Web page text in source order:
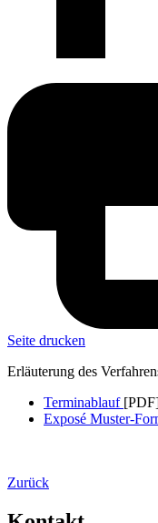
Seite drucken
Erläuterung des
Terminablauf
Exposé Muster-
Zurück